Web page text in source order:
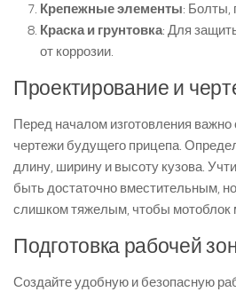
Крепежные элементы: Болты,
Краска и грунтовка: Для
от коррозии.
Проектирование и
Перед началом изготовления важно
чертежи будущего прицепа.
длину, ширину и высоту кузова.
быть достаточно вместительным,
слишком тяжелым, чтобы мотоблок
Подготовка рабочей
Создайте удобную и безопасную